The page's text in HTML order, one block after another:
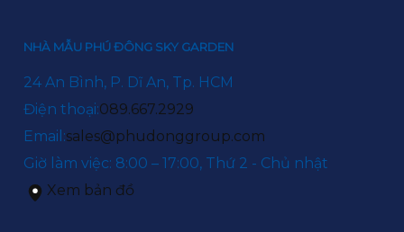
NHÀ MẪU PHÚ ĐÔNG SKY GARDEN
24 An Bình, P. Dĩ An, Tp. HCM
Điện thoại:089.667.2929
Email:sales@phudonggroup.com
Giờ làm việc: 8:00 – 17:00, Thứ 2 - Chủ nhật
Xem bản đồ